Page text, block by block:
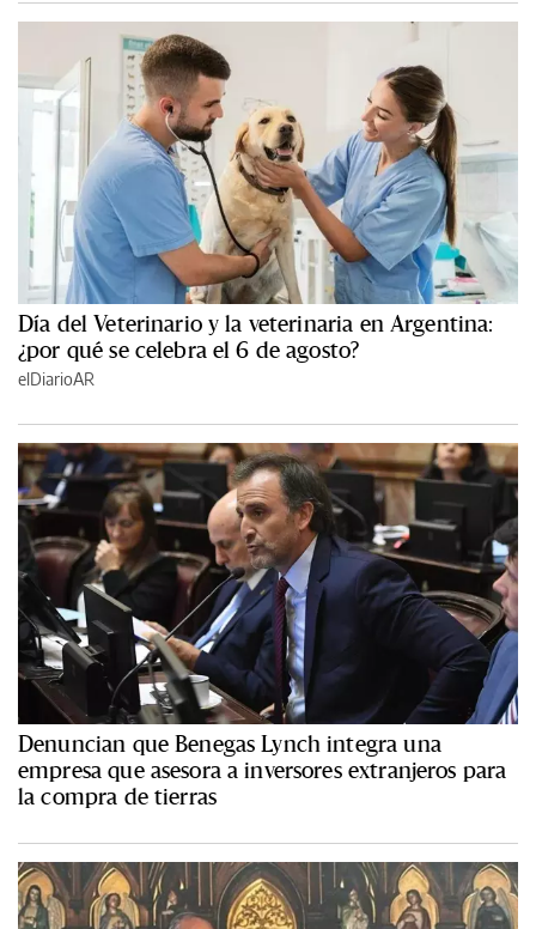
Día del Veterinario y la veterinaria en Argentina:
¿por qué se celebra el 6 de agosto?
elDiarioAR
Denuncian que Benegas Lynch integra una
empresa que asesora a inversores extranjeros para
la compra de tierras